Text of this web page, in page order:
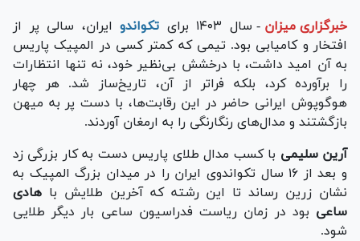
خبرگزاری میزان - سال ۱۴۰۳ برای تکواندوایران، سالی پر از
افتخار و کامیابی بود. تیمی که کمتر کسی در المپیک پاریس
به آن امید داشت، با درخشش بی‌نظیر خود، نه تنها انتظارات
را برآورده کرد، بلکه فراتر از آن، تاریخ‌ساز شد. هر چهار
هوگوپوش ایرانی حاضر در این رقابت‌ها، با دست پر به میهن
بازگشتند و مدال‌های رنگارنگی را به ارمغان آوردند.
آرین سلیمی با کسب مدال طلای پاریس دست به کار بزرگی زد
و بعد از ۱۶ سال تکواندوی ایران را در میدان بزرگ المپیک به
نشان زرین رساند تا این رشته که آخرین طلایش با هادی
ساعی بود در زمان ریاست فدراسیون ساعی بار دیگر طلایی
شود.